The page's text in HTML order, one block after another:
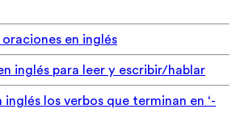
en inglés
inglés para leer y escribir/hablar
los verbos que terminan en ‘-